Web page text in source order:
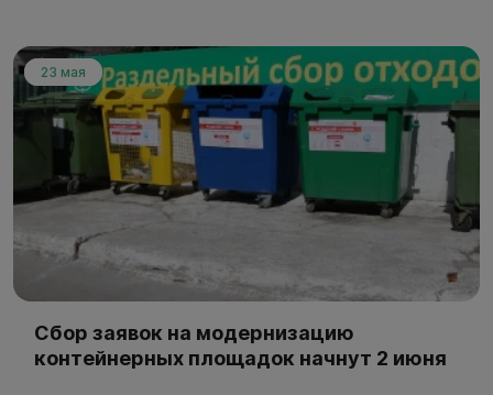
23 мая
Сбор заявок на модернизацию
контейнерных площадок начнут 2 июня